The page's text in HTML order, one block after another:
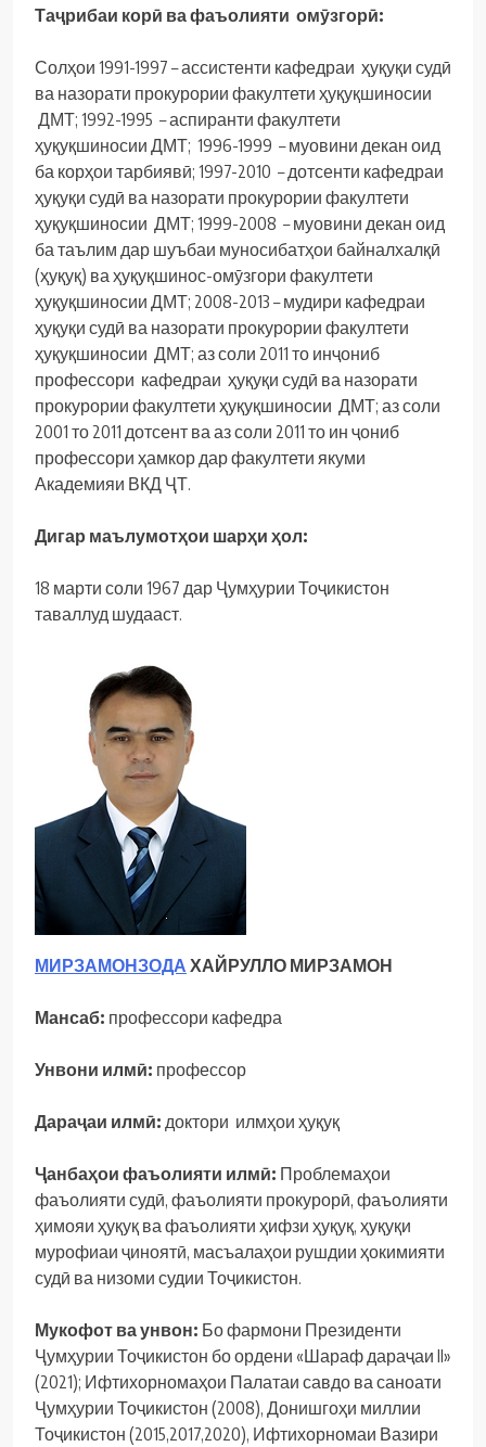
Таҷрибаи корӣ ва фаъолияти омӯзгорӣ:
Солҳои 1991-1997 – ассистенти кафедраи ҳуқуқи судӣ
ва назорати прокурории факултети ҳуқуқшиносии
ДМТ; 1992-1995 – аспиранти факултети
ҳуқуқшиносии ДМТ; 1996-1999 – муовини декан оид
ба корҳои тарбиявӣ; 1997-2010 – дотсенти кафедраи
ҳуқуқи судӣ ва назорати прокурории факултети
ҳуқуқшиносии ДМТ; 1999-2008 – муовини декан оид
ба таълим дар шуъбаи муносибатҳои байналхалқӣ
(ҳуқуқ) ва ҳуқуқшинос-омӯзгори факултети
ҳуқуқшиносии ДМТ; 2008-2013 – мудири кафедраи
ҳуқуқи судӣ ва назорати прокурории факултети
ҳуқуқшиносии ДМТ; аз соли 2011 то инҷониб
профессори кафедраи ҳуқуқи судӣ ва назорати
прокурории факултети ҳуқуқшиносии ДМТ; аз соли
2001 то 2011 дотсент ва аз соли 2011 то ин ҷониб
профессори ҳамкор дар факултети якуми
Академияи ВКД ҶТ.
Дигар маълумотҳои шарҳи ҳол:
18 марти соли 1967 дар Ҷумҳурии Тоҷикистон
таваллуд шудааст.
МИРЗАМОНЗОДА ХАЙРУЛЛО МИРЗАМОН
Мансаб: профессори кафедра
Унвони илмӣ: профессор
Дараҷаи илмӣ: доктори илмҳои ҳуқуқ
Ҷанбаҳои фаъолияти илмӣ: Проблемаҳои
фаъолияти судӣ, фаъолияти прокурорӣ, фаъолияти
ҳимояи ҳуқуқ ва фаъолияти ҳифзи ҳуқуқ, ҳуқуқи
мурофиаи ҷиноятӣ, масъалаҳои рушдии ҳокимияти
судӣ ва низоми судии Тоҷикистон.
Мукофот ва унвон: Бо фармони Президенти
Ҷумҳурии Тоҷикистон бо ордени «Шараф дараҷаи II»
(2021); Ифтихорномаҳои Палатаи савдо ва саноати
Ҷумҳурии Тоҷикистон (2008), Донишгоҳи миллии
Тоҷикистон (2015,2017,2020), Ифтихорномаи Вазири